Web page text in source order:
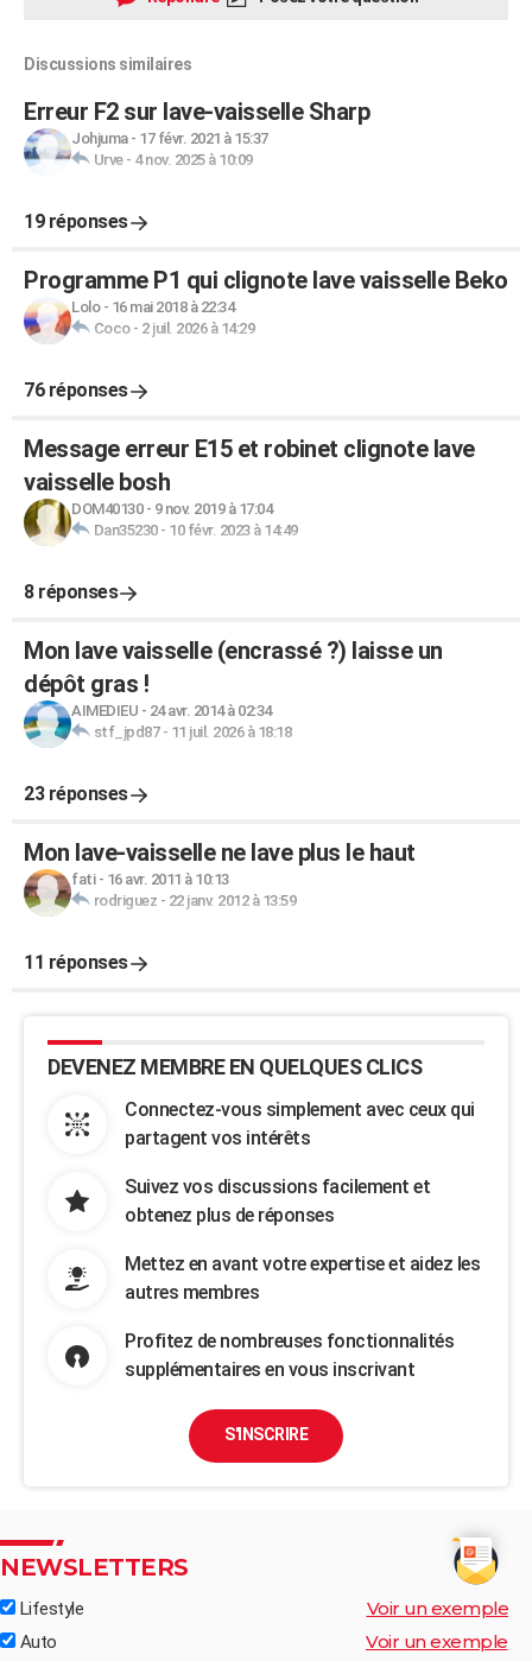
Discussions similaires
Erreur F2 sur lave-vaisselle Sharp
Johjuma- 17 févr. 2021 à 15:37
Urve- 4 nov. 2025 à 10:09
19 réponses
Programme P1 qui clignote lave vaisselle Beko
Lolo- 16 mai 2018 à 22:34
Coco- 2 juil. 2026 à 14:29
76 réponses
Message erreur E15 et robinet clignote lave
vaisselle bosh
DOM40130- 9 nov. 2019 à 17:04
Dan35230- 10 févr. 2023 à 14:49
8 réponses
Mon lave vaisselle (encrassé ?) laisse un
dépôt gras !
AIMEDIEU - 24 avr. 2014 à 02:34
stf_jpd87- 11 juil. 2026 à 18:18
23 réponses
Mon lave-vaisselle ne lave plus le haut
fati- 16 avr. 2011 à 10:13
rodriguez - 22 janv. 2012 à 13:59
11 réponses
DEVENEZ MEMBRE EN QUELQUES CLICS
Connectez-vous simplement avec ceux qui
partagent vos intérêts
Suivez vos discussions facilement et
obtenez plus de réponses
Mettez en avant votre expertise et aidez les
autres membres
Profitez de nombreuses fonctionnalités
supplémentaires en vous inscrivant
S'INSCRIRE
NEWSLETTERS
Lifestyle Voir un exemple
Auto Voir un exemple